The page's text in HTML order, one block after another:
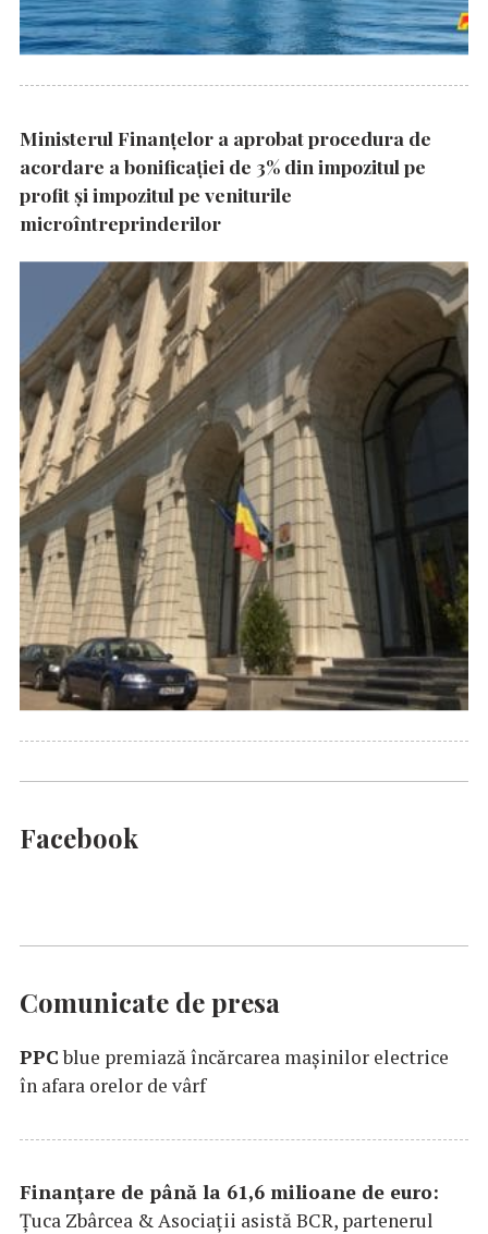
Ministerul Finanțelor a aprobat procedura de
acordare a bonificației de 3% din impozitul pe
profit și impozitul pe veniturile
microîntreprinderilor
Facebook
Comunicate de presa
PPCblue premiază încărcarea maşinilor electrice
în afara orelor de vârf
Finanțare de până la 61,6 milioane de euro:
Țuca Zbârcea & Asociații asistă BCR, partenerul